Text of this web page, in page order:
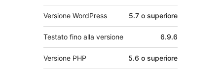
Versione WordPress 5.7 o superiore
Testato fino alla versione 6.9.6
Versione PHP 5.6 o superiore